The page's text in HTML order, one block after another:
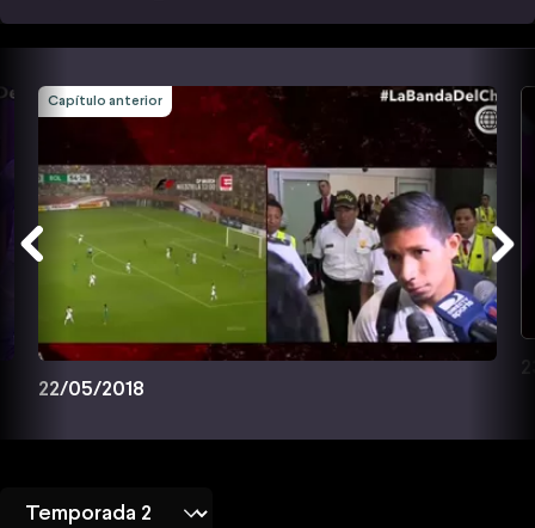
Capítulo anterior
22/05/2018